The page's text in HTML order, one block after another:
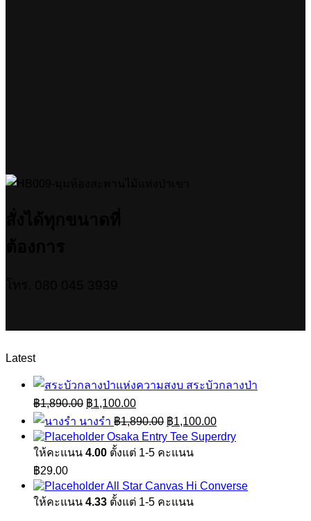
Latest
สระบัวกลางป่า
฿1,890.00 Original
price
was:
฿1,890.00.
฿1,100.00Current
price
is:
฿1,100.00.
นางรำ ฿1,890.00 Original
price
was:
฿1,890.00.
฿1,100.00Current
price
is:
Osaka Entry Tee Superdry
ให้คะแนน 4.00 ตั้งแต่ 1-5 คะแนน
฿29.00
All Star Canvas Hi Converse
ให้คะแนน 4.33 ตั้งแต่ 1-5 คะแนน